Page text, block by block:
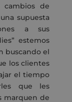
cambios de
supuesta
a sus
estemos
buscando el
los clientes
el tiempo
que
les
marquen de